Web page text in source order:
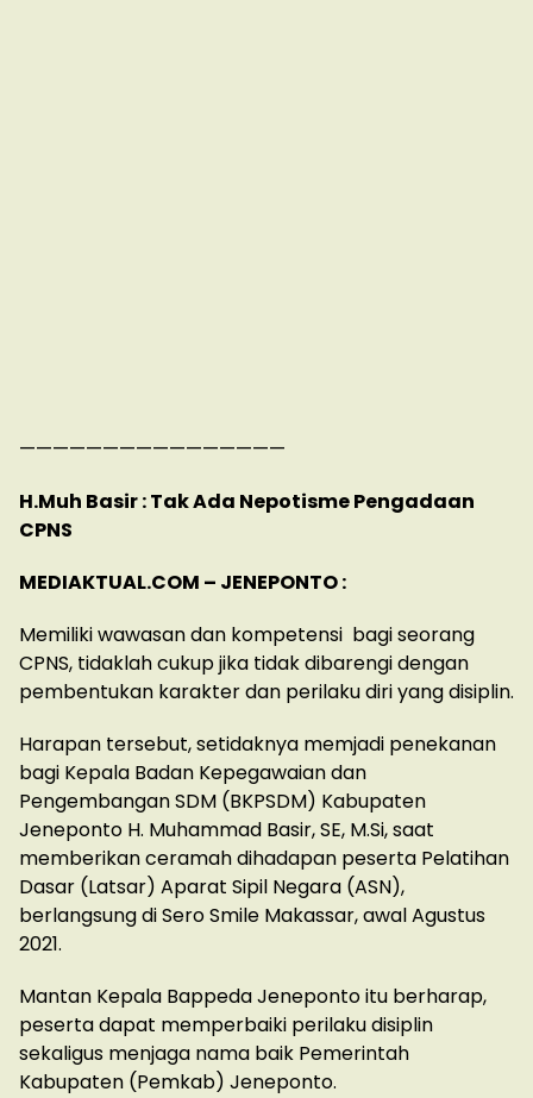
————————————————
H.Muh Basir : Tak Ada Nepotisme Pengadaan
CPNS
MEDIAKTUAL.COM – JENEPONTO :
Memiliki wawasan dan kompetensi bagi seorang
CPNS, tidaklah cukup jika tidak dibarengi dengan
pembentukan karakter dan perilaku diri yang disiplin.
Harapan tersebut, setidaknya memjadi penekanan
bagi Kepala Badan Kepegawaian dan
Pengembangan SDM (BKPSDM) Kabupaten
Jeneponto H. Muhammad Basir, SE, M.Si, saat
memberikan ceramah dihadapan peserta Pelatihan
Dasar (Latsar) Aparat Sipil Negara (ASN),
berlangsung di Sero Smile Makassar, awal Agustus
2021.
Mantan Kepala Bappeda Jeneponto itu berharap,
peserta dapat memperbaiki perilaku disiplin
sekaligus menjaga nama baik Pemerintah
Kabupaten (Pemkab) Jeneponto.